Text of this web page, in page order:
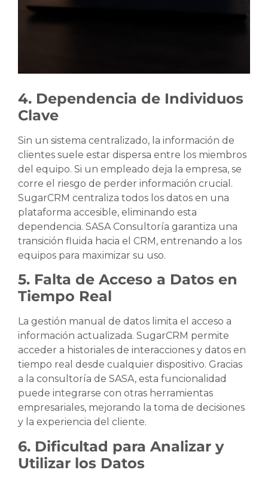
4. Dependencia de Individuos
Clave
Sin un sistema centralizado, la información de
clientes suele estar dispersa entre los miembros
del equipo. Si un empleado deja la empresa, se
corre el riesgo de perder información crucial.
SugarCRM centraliza todos los datos en una
plataforma accesible, eliminando esta
dependencia. SASA Consultoría garantiza una
transición fluida hacia el CRM, entrenando a los
equipos para maximizar su uso.
5. Falta de Acceso a Datos en
Tiempo Real
La gestión manual de datos limita el acceso a
información actualizada. SugarCRM permite
acceder a historiales de interacciones y datos en
tiempo real desde cualquier dispositivo. Gracias
a la consultoría de SASA, esta funcionalidad
puede integrarse con otras herramientas
empresariales, mejorando la toma de decisiones
y la experiencia del cliente.
6. Dificultad para Analizar y
Utilizar los Datos